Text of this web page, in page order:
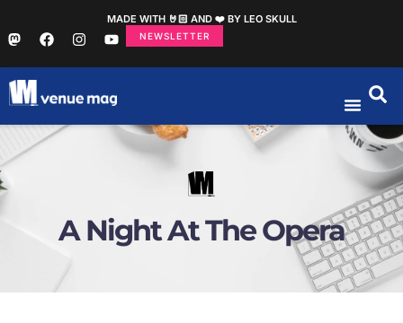
MADE WITH 🤘🏻 AND ❤️ BY LEO SKULL
NEWSLETTER
A Night At The Opera